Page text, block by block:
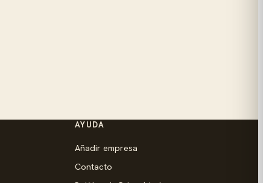
AYUDA
Añadir empresa
Contacto